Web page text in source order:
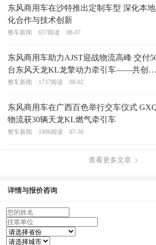
东风商用车在沙特推出定制车型 深化本地
化合作与技术创新
整车新闻 657阅读 08-07
东风商用车助力AJST迎战物流高峰 交付
台东风天龙KL龙擎动力牵引车——共创高
效可靠物流新篇章
整车新闻 1737阅读 08-02
东风商用车在广西百色举行交车仪式
物流获30辆天龙KL燃气牵引车
整车新闻 1806阅读 07-30
查看更多文章
详情与报价咨询